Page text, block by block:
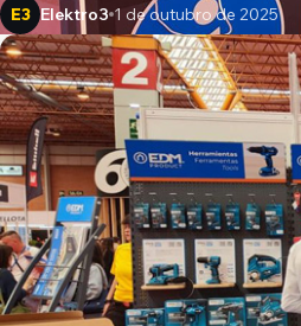
E3 Elektro3 1 de outubro de 2025